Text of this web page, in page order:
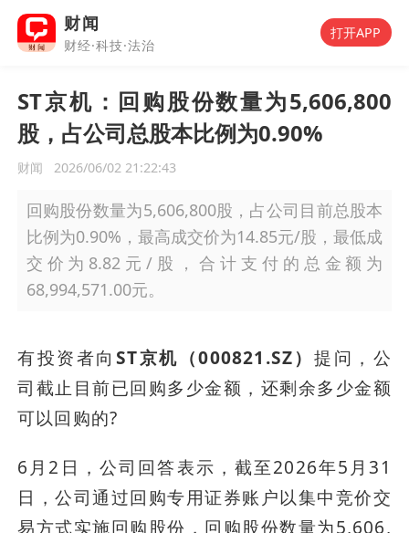
财闻
财经·科技·法治
打开APP
ST京机：回购股份数量为5,606,800
股，占公司总股本比例为0.90%
财闻 2026/06/02 21:22:43
回购股份数量为5,606,800股，占公司目前总股本
比例为0.90%，最高成交价为14.85元/股，最低成
交价为8.82元/股，合计支付的总金额为
68,994,571.00元。
有投资者向 ST京机（000821.SZ）提问，公
司截止目前已回购多少金额，还剩余多少金额
可以回购的?
6月2日，公司回答表示，截至2026年5月31
日，公司通过回购专用证券账户以集中竞价交
易方式实施回购股份，回购股份数量为5,606,